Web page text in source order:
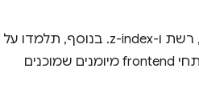
תלמדו את היסודות של CSS, כמו מודל התיבה, קסקדה וספציפיות, flexbox, רשת ו-z-index. בנוסף, תלמדו על
פונקציות, סוגי צבעים, מעברי צבעים, מאפיינים לוגיים וירושה, כדי שתהיו מפתחי frontend מיומנים שמוכנים